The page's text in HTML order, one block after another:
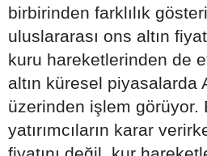
birbirinden farklılık
uluslararası ons altın
kuru hareketlerinden de
altın küresel piyasalarda
üzerinden işlem görüyor.
yatırımcıların karar